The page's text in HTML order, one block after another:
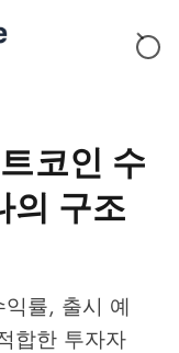
코인 수
의 구조
익률, 출시 예
합한 투자자